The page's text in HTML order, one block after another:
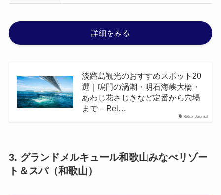
詳細をみる
Relux Journal
淡路島観光のおすすめスポット20
選｜鳴門の渦潮・明石海峡大橋・
あわじ花さじきなど定番から穴場
まで – Rel…
3. グランドメルキュール和歌山みなべリゾー
ト＆スパ（和歌山）